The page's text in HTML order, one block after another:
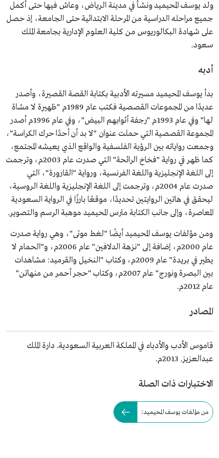
المؤهلات العلمية
البكالوريوس من كلية العلوم الإدارية بجامعة الملك سعود.
ولد يوسف المحيميد ونشأ في مدينة الرياض، وعاش فيها حتى أكمل
جميع مراحله الدراسية من المرحلة الابتدائية حتى الجامعة، إذ حصل
على شهادة البكالوريوس من كلية العلوم الإدارية بجامعة الملك
سعود.
أدبه
بدأ يوسف المحيميد مسيرته الأدبية بكتابة القصة القصيرة، وأصدر
عديدًا من المجموعات القصصية فكتب عام 1989م "ظهيرة لا مشاة
لها" وفي عام 1993م "رجفة أثوابهم البيض"، وفي عام 1996م أصدر
المجموعة القصصية التي حملت عنوان "لا بد أن أحدًا حرك الكراسة"،
وجمعت رواياته بين الرؤية الفلسفية والواقع الذي يعيشه المجتمع،
كما ظهر في رواية "فخاخ الرائحة" التي صدرت عام 2003م، وترجمت
إلى اللغة الإنجليزية واللغة الفرنسية، ورواية "القارورة"، التي
صدرت عام 2004م، وترجمت إلى اللغة الإنجليزية واللغة الروسية،
ليحقق في هاتين الروايتين تحديدًا، موقعًا بارزًا في الرواية السعودية
المعاصرة، وإلى جانب الكتابة مارس المحيميد موهبة الرسم والتصوير.
ومن مؤلفات يوسف المحيميد أيضًا "لغط موتى"، وهي رواية صدرت
عام 2000م، إضافة إلى "نزهة الدلافين" عام 2006م، و"الحمام لا
يطير في بريدة" عام 2009م، وكتاب "النخيل والقرميد: مشاهدات
بين البصرة ونورج" عام 2007م، وكتاب "حجر أحمر من منهاتن"
عام 2012م.
المصادر
قاموس الأدب والأدباء في المملكة العربية السعودية. دارة الملك
عبدالعزيز. 2013م.
الاختبارات ذات الصلة
من مؤلفات يوسف المحيميد: